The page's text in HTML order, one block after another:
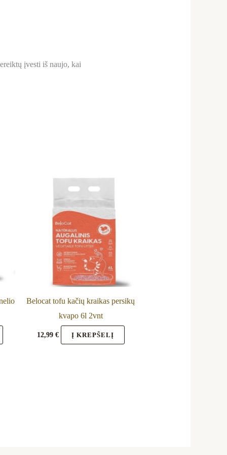
įvesti iš naujo, kai
Belocat tofu kačių kraikas persikų
kvapo 6l 2vnt
12,99 € Į KREPŠELĮ